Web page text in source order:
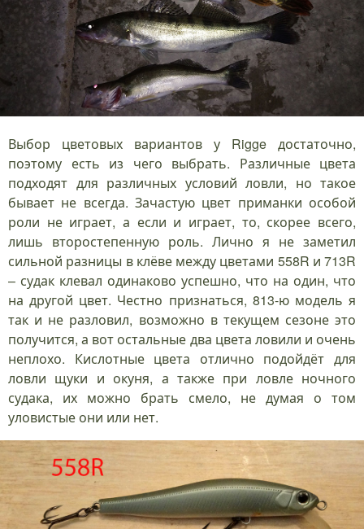
Выбор цветовых вариантов у Rigge достаточно,
поэтому есть из чего выбрать. Различные цвета
подходят для различных условий ловли, но такое
бывает не всегда. Зачастую цвет приманки особой
роли не играет, а если и играет, то, скорее всего,
лишь второстепенную роль. Лично я не заметил
сильной разницы в клёве между цветами 558R и 713R
– судак клевал одинаково успешно, что на один, что
на другой цвет. Честно признаться, 813-ю модель я
так и не разловил, возможно в текущем сезоне это
получится, а вот остальные два цвета ловили и очень
неплохо. Кислотные цвета отлично подойдёт для
ловли щуки и окуня, а также при ловле ночного
судака, их можно брать смело, не думая о том
уловистые они или нет.